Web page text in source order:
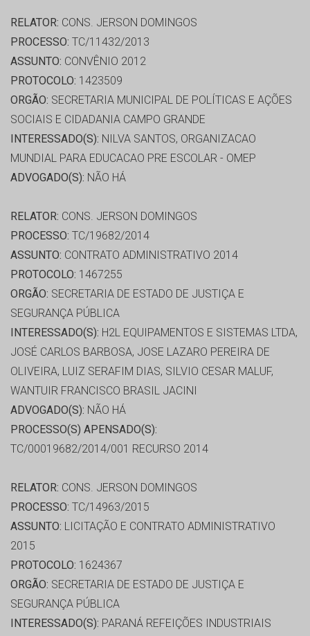
RELATOR: CONS. JERSON DOMINGOS
PROCESSO: TC/11432/2013
ASSUNTO: CONVÊNIO 2012
PROTOCOLO: 1423509
ORGÃO: SECRETARIA MUNICIPAL DE POLÍTICAS E AÇÕES
SOCIAIS E CIDADANIA CAMPO GRANDE
INTERESSADO(S): NILVA SANTOS, ORGANIZACAO
MUNDIAL PARA EDUCACAO PRE ESCOLAR - OMEP
ADVOGADO(S): NÃO HÁ
RELATOR: CONS. JERSON DOMINGOS
PROCESSO: TC/19682/2014
ASSUNTO: CONTRATO ADMINISTRATIVO 2014
PROTOCOLO: 1467255
ORGÃO: SECRETARIA DE ESTADO DE JUSTIÇA E
SEGURANÇA PÚBLICA
INTERESSADO(S): H2L EQUIPAMENTOS E SISTEMAS LTDA,
JOSÉ CARLOS BARBOSA, JOSE LAZARO PEREIRA DE
OLIVEIRA, LUIZ SERAFIM DIAS, SILVIO CESAR MALUF,
WANTUIR FRANCISCO BRASIL JACINI
ADVOGADO(S): NÃO HÁ
PROCESSO(S) APENSADO(S):
TC/00019682/2014/001 RECURSO 2014
RELATOR: CONS. JERSON DOMINGOS
PROCESSO: TC/14963/2015
ASSUNTO: LICITAÇÃO E CONTRATO ADMINISTRATIVO
2015
PROTOCOLO: 1624367
ORGÃO: SECRETARIA DE ESTADO DE JUSTIÇA E
SEGURANÇA PÚBLICA
INTERESSADO(S): PARANÁ REFEIÇÕES INDUSTRIAIS